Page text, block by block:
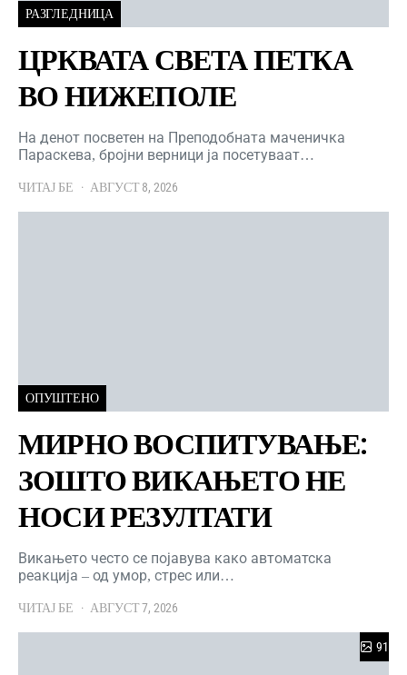
РАЗГЛЕДНИЦА
ЦРКВАТА СВЕТА ПЕТКА
ВО НИЖЕПОЛЕ
На денот посветен на Преподобната маченичка
Параскева, бројни верници ја посетуваат…
ЧИТАЈ БЕ АВГУСТ 8, 2026
ОПУШТЕНО
МИРНО ВОСПИТУВАЊЕ:
ЗОШТО ВИКАЊЕТО НЕ
НОСИ РЕЗУЛТАТИ
Викањето често се појавува како автоматска
реакција – од умор, стрес или…
ЧИТАЈ БЕ АВГУСТ 7, 2026
91